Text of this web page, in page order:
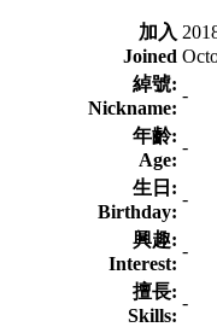
加入
Joined
綽號:
Nickname:
-
年齡:
Age:
-
生日:
Birthday:
-
興趣:
Interest:
-
擅長:
Skills:
-